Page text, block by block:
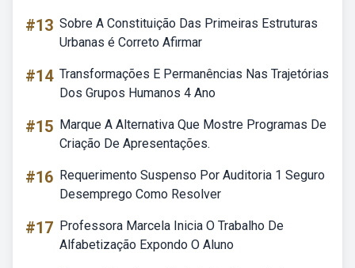
#13 Sobre A Constituição Das Primeiras Estruturas
Urbanas é Correto Afirmar
#14 Transformações E Permanências Nas Trajetórias
Dos Grupos Humanos 4 Ano
#15 Marque A Alternativa Que Mostre Programas De
Criação De Apresentações.
#16 Requerimento Suspenso Por Auditoria 1 Seguro
Desemprego Como Resolver
#17 Professora Marcela Inicia O Trabalho De
Alfabetização Expondo O Aluno